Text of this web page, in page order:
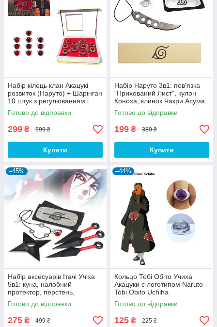
Набір кілець клан Акацукі
розвиток (Наруто) + Шарінган
10 штук з регулюванням і
ланцюжком
Готово до відправки
299 ₴ 599 ₴
Купити
Набір Наруто 3в1: пов'язка
"Прихований Лист", кулон
Коноха, клинок Чакри Асума
Сарутобі
Готово до відправки
199 ₴ 380 ₴
Купити
–45%
Набір аксесуарів Ітачі Учіха
5в1: куна, налобний
протектор, перстень,
ланцюжок, зірка-сюрікени -
Naruto SET5
Готово до відправки
275 ₴ 499 ₴
–44%
Кольцо Тобі Обіто Учиха
Акацуки с логотипом Naruto -
Tobi Obito Uchiha
Готово до відправки
125 ₴ 225 ₴